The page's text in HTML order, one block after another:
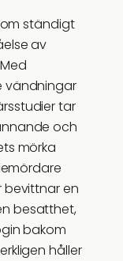
ständigt
av
vändningar
tar
och
mörka
bevittnar en
besatthet,
bakom
håller